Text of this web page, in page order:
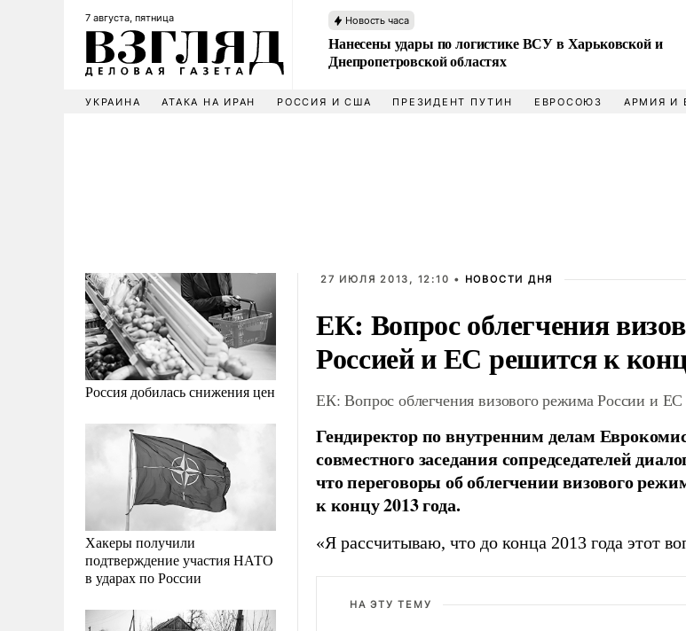
7 августа, пятница Новость часа
Нанесены удары по логистике ВСУ в Харьковской и
Днепропетровской областях
УКРАИНА АТАКА НА ИРАН РОССИЯ И США ПРЕЗИДЕНТ ПУТИН ЕВРОСОЮЗ АРМИЯ И
Россия добилась снижения цен
Хакеры получили
подтверждение участия НАТО
в ударах по России
27 ИЮЛЯ 2013, 12:10 • НОВОСТИ ДНЯ
ЕК: Вопрос облегчения
Россией и ЕС решится к
ЕК: Вопрос облегчения визового режима России и
Гендиректор по внутренним делам
совместного заседания сопредседателей
что переговоры об облегчении визового
к концу 2013 года.
«Я рассчитываю, что до конца 2013 года этот
НА ЭТУ ТЕМУ